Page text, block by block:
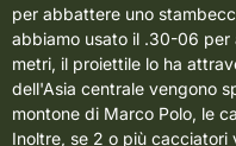
per abbattere uno
abbiamo usato il .30-06
metri, il proiettile lo ha
dell'Asia centrale vengono
montone di Marco Polo, le
Inoltre, se 2 o più cacciatori